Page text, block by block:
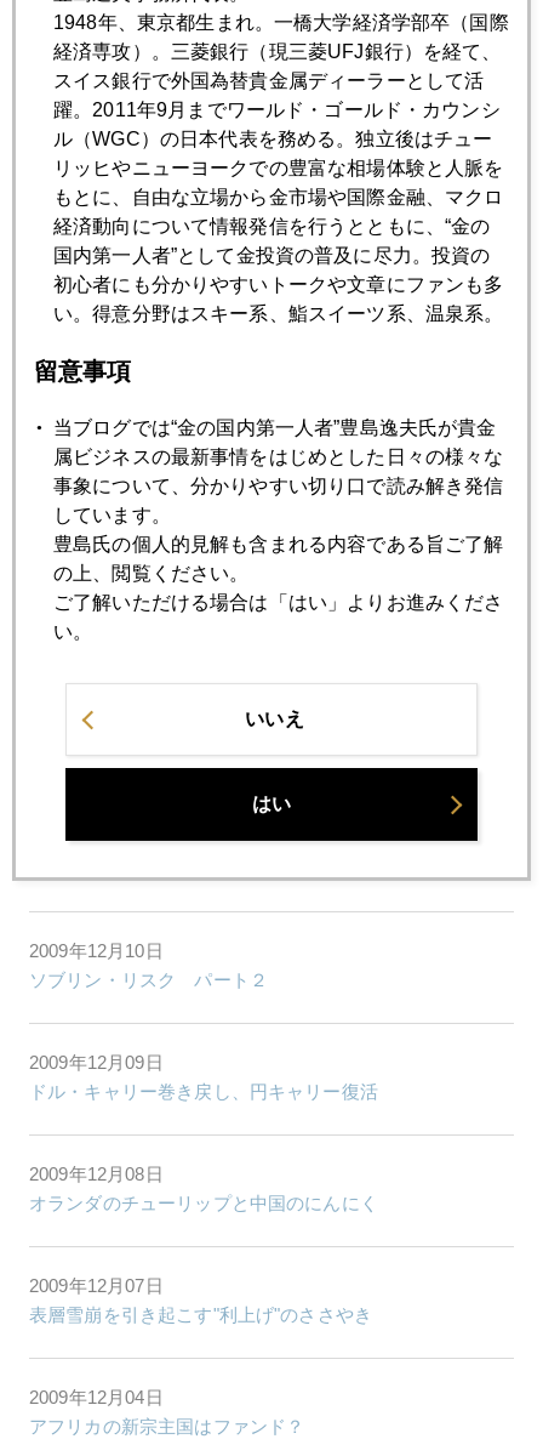
2009年12月22日
世界地図から消えゆく日本
2009年12月21日
２０１０年マクロ経済動向
2009年12月18日
ユーロ安 ドル高 金安
ＦＯＭＣ ２０１０年最後のイベント
2009年12月16日
利上げせず、と断定！
2009年12月15日
アイルランドの教訓
2009年12月14日
２０１０年お薦めトレード
2009年12月11日
2009年12月10日
ソブリン・リスク パート２
2009年12月09日
ドル・キャリー巻き戻し、円キャリー復活
2009年12月08日
オランダのチューリップと中国のにんにく
2009年12月07日
表層雪崩を引き起こす"利上げ"のささやき
2009年12月04日
アフリカの新宗主国はファンド？
1948年、東京都生まれ。一橋大学経済学部卒（国際
経済専攻）。三菱銀行（現三菱UFJ銀行）を経て、
スイス銀行で外国為替貴金属ディーラーとして活
躍。2011年9月までワールド・ゴールド・カウンシ
ル（WGC）の日本代表を務める。独立後はチュー
リッヒやニューヨークでの豊富な相場体験と人脈を
もとに、自由な立場から金市場や国際金融、マクロ
経済動向について情報発信を行うとともに、“金の
国内第一人者”として金投資の普及に尽力。投資の
初心者にも分かりやすいトークや文章にファンも多
い。得意分野はスキー系、鮨スイーツ系、温泉系。
留意事項
当ブログでは“金の国内第一人者”豊島逸夫氏が貴金
属ビジネスの最新事情をはじめとした日々の様々な
事象について、分かりやすい切り口で読み解き発信
しています。
豊島氏の個人的見解も含まれる内容である旨ご了解
の上、閲覧ください。
ご了解いただける場合は「はい」よりお進みくださ
い。
いいえ
はい